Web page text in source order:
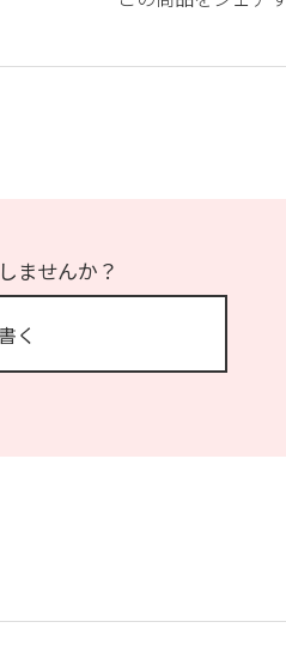
ませんか？
く